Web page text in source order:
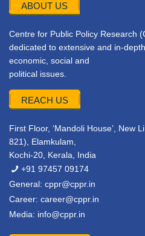
ABOUT US
Centre for Public Policy Research
dedicated to extensive and in-
economic, social and
political issues.
REACH US
First Floor, ‘Mandoli House’, New
821), Elamkulam,
Kochi-20, Kerala, India
+91 97457 09174
General: cppr@cppr.in
Career: career@cppr.in
Media: info@cppr.in